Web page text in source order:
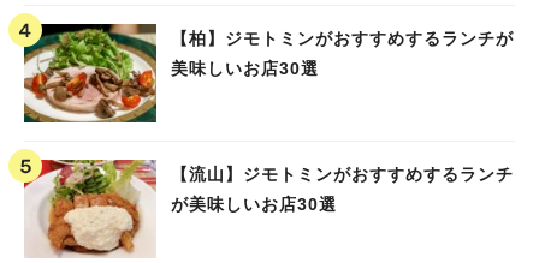
【柏】ジモトミンがおすすめするランチが
美味しいお店30選
【流山】ジモトミンがおすすめするランチ
が美味しいお店30選